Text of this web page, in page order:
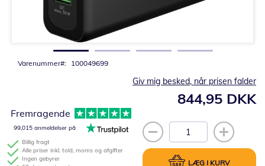
Varenummer 100049699
844,95 DKK
Giv mig besked, når prisen falder
LÆG I KURV
Billig fragt
Alle priser inkl. told, moms og afgifter
Ingen gebyrer
Fremragende
99,015 anmeldelser på
billedgalleriet